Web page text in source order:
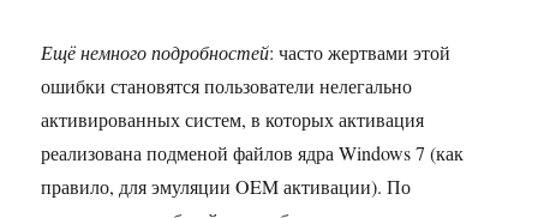
Ещё немного подробностей: часто жертвами этой
ошибки становятся пользователи нелегально
активированных систем, в которых активация
реализована подменой файлов ядра Windows 7 (как
правило, для эмуляции OEM активации). По